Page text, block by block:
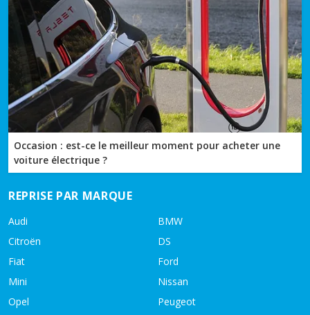
Occasion : est-ce le meilleur moment pour acheter une
voiture électrique ?
REPRISE PAR MARQUE
Audi
BMW
Citroën
DS
Fiat
Ford
Mini
Nissan
Opel
Peugeot